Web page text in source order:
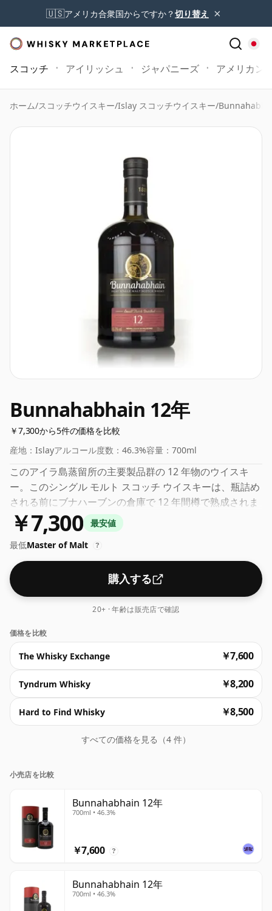
🇺🇸アメリカ合衆国からですか？切り替え ×
スコッチ アイリッシュ ジャパニーズ アメリカン
ホーム/スコッチウイスキー/Islay スコッチウイスキー/
Bunnahabhain 12年
￥7,300から5件の価格を比較
産地： Islayアルコール度数： 46.3%容量： 700ml
このアイラ島蒸留所の主要製品群の 12 年物のウイスキ
ー。このシングル モルト スコッチ ウイスキーは、瓶詰め
される前にブナハーブンの倉庫で 12 年間樽で熟成されま
した。このウイスキーのアルコール度数は 46.3% です。
￥7,300
最安値
最低Master of Malt ?
購入する
20+ · 年齢は販売店で確認
価格を比較
The Whisky Exchange ￥7,600
Tyndrum Whisky ￥8,200
Hard to Find Whisky ￥8,500
すべての価格を見る（4 件）
小売店を比較
Bunnahabhain 12年
700ml • 46.3%
￥7,600 ?
Bunnahabhain 12年
700ml • 46.3%